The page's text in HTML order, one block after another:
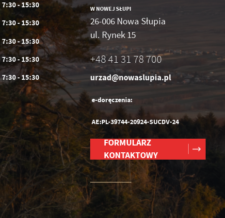
7:30 - 15:30
7:30 - 15:30
7:30 - 15:30
7:30 - 15:30
7:30 - 15:30
W NOWEJ SŁUPI
26-006 Nowa Słupia
ul. Rynek 15
+48 41 31 78 700
urzad@nowaslupia.pl
e-doręczenia:
AE:PL-39744-20924-SUCDV-24
FORMULARZ
KONTAKTOWY